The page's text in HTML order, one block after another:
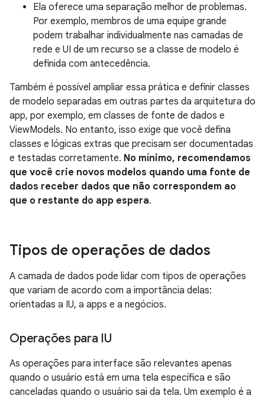
Ela oferece uma separação melhor de problemas.
Por exemplo, membros de uma equipe grande
podem trabalhar individualmente nas camadas de
rede e UI de um recurso se a classe de modelo é
definida com antecedência.
Também é possível ampliar essa prática e definir classes
de modelo separadas em outras partes da arquitetura do
app, por exemplo, em classes de fonte de dados e
ViewModels. No entanto, isso exige que você defina
classes e lógicas extras que precisam ser documentadas
e testadas corretamente. No mínimo, recomendamos
que você crie novos modelos quando uma fonte de
dados receber dados que não correspondem ao
que o restante do app espera.
Tipos de operações de dados
A camada de dados pode lidar com tipos de operações
que variam de acordo com a importância delas:
orientadas a IU, a apps e a negócios.
Operações para IU
As operações para interface são relevantes apenas
quando o usuário está em uma tela específica e são
canceladas quando o usuário sai da tela. Um exemplo é a